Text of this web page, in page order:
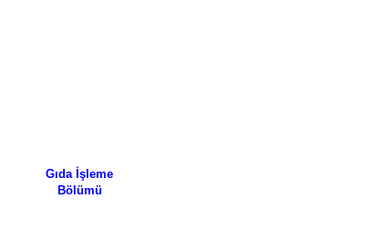
Gıda İşleme
Bölümü